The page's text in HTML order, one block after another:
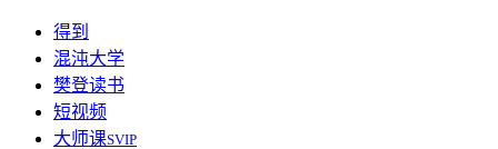
得到
混沌大学
樊登读书
短视频
大师课SVIP